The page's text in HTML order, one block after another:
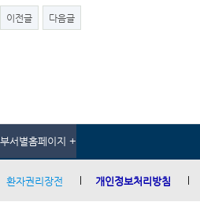
이전글 다음글
부서별홈페이지 +
환자권리장전 개인정보처리방침